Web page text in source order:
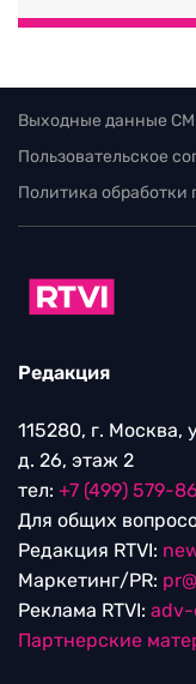
Выходные данные
Пользовательское
Политика
Редакция
115280, г. Москва,
д. 26, этаж 2
тел: +7 (499) 579-
Для общих
Редакция RTVI:
Маркетинг/PR:
Реклама RTVI: adv-
Партнерские